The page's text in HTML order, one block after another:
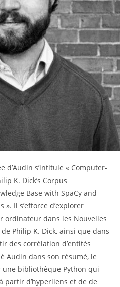
d’Audin s’intitule « Computer-
K. Dick’s Corpus
Base with SpaCy and
Il s’efforce d’explorer
ordinateur dans les Nouvelles
Philip K. Dick, ainsi que dans
des corrélation d’entités
Audin dans son résumé, le
bibliothèque Python qui
partir d’hyperliens et de de